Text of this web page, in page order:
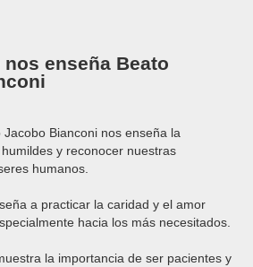
enseña Beato
Jacobo Bianconi nos enseña la
y reconocer nuestras
humanos.
a practicar la caridad y el amor
hacia los más necesitados.
la importancia de ser pacientes y